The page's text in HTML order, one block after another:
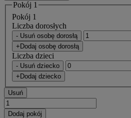
Pokój 1
Pokój 1
Liczba dorosłych
- Usuń osobę dorosłą
+Dodaj osobę dorosłą
Liczba dzieci
- Usuń dziecko
+Dodaj dziecko
Usuń
Dodaj pokój